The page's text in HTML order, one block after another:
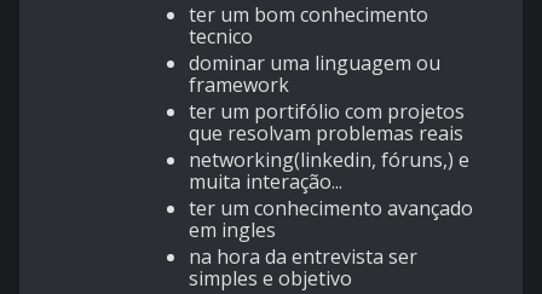
ter um bom conhecimento
tecnico
dominar uma linguagem ou
framework
ter um portifólio com projetos
que resolvam problemas reais
networking(linkedin, fóruns,) e
muita interação...
ter um conhecimento avançado
em ingles
na hora da entrevista ser
simples e objetivo